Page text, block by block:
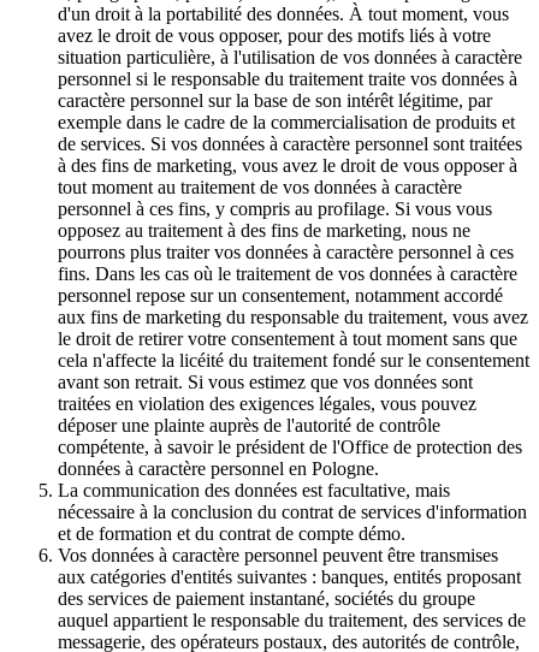
d'un droit à la portabilité des données. À tout moment, vous
avez le droit de vous opposer, pour des motifs liés à votre
situation particulière, à l'utilisation de vos données à caractère
personnel si le responsable du traitement traite vos données à
caractère personnel sur la base de son intérêt légitime, par
exemple dans le cadre de la commercialisation de produits et
de services. Si vos données à caractère personnel sont traitées
à des fins de marketing, vous avez le droit de vous opposer à
tout moment au traitement de vos données à caractère
personnel à ces fins, y compris au profilage. Si vous vous
opposez au traitement à des fins de marketing, nous ne
pourrons plus traiter vos données à caractère personnel à ces
fins. Dans les cas où le traitement de vos données à caractère
personnel repose sur un consentement, notamment accordé
aux fins de marketing du responsable du traitement, vous avez
le droit de retirer votre consentement à tout moment sans que
cela n'affecte la licéité du traitement fondé sur le consentement
avant son retrait. Si vous estimez que vos données sont
traitées en violation des exigences légales, vous pouvez
déposer une plainte auprès de l'autorité de contrôle
compétente, à savoir le président de l'Office de protection des
données à caractère personnel en Pologne.
La communication des données est facultative, mais
nécessaire à la conclusion du contrat de services d'information
et de formation et du contrat de compte démo.
Vos données à caractère personnel peuvent être transmises
aux catégories d'entités suivantes : banques, entités proposant
des services de paiement instantané, sociétés du groupe
auquel appartient le responsable du traitement, des services de
messagerie, des opérateurs postaux, des autorités de contrôle,